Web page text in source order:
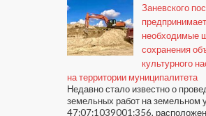
Заневского
предпринимает
необходимые
сохранения
культурного
на территории муниципалитета
Недавно стало известно о
земельных работ на земельном
47:07:1039001:356,